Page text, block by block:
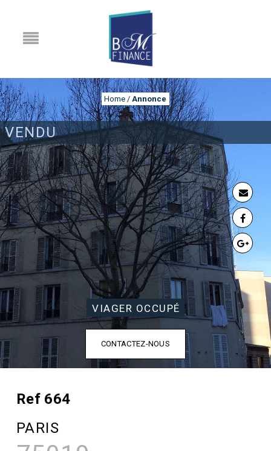
VENDU
Home / Annonce
ANNONCE
VIAGER OCCUPÉ
CONTACTEZ-NOUS
Ref 664
PARIS